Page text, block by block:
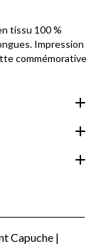
tissu 100 %
Impression
commémorative